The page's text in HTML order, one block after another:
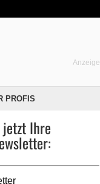
Anzeige
PROFIS
Ihre